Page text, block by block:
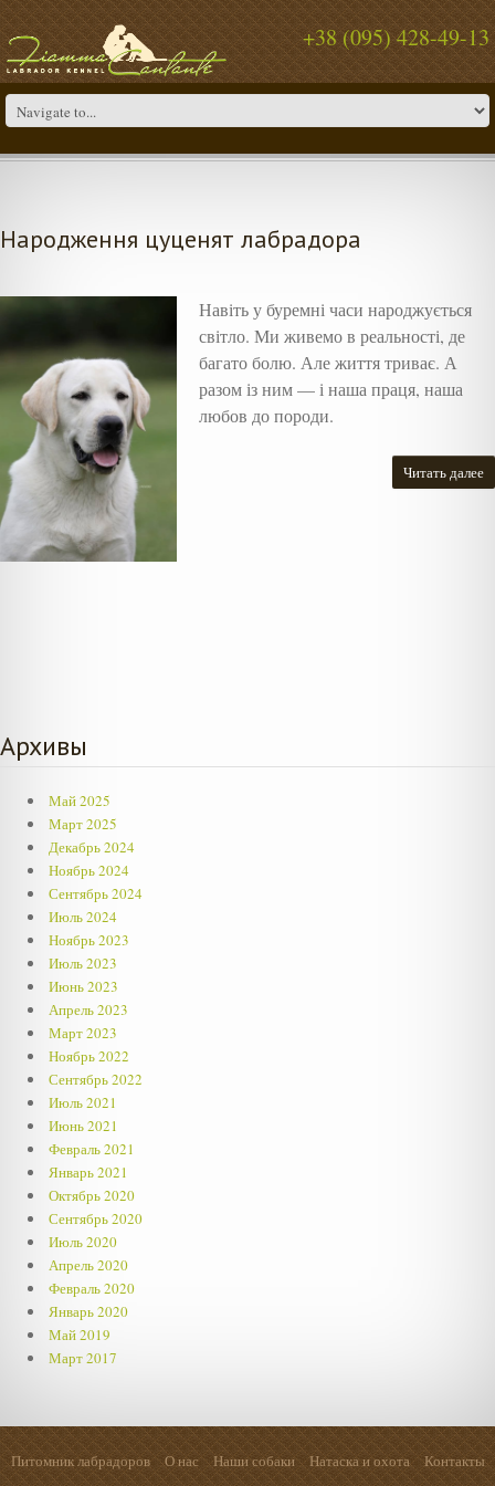
+38 (095) 428-49-13
Народження цуценят лабрадора
Навіть у буремні часи народжується
світло. Ми живемо в реальності, де
багато болю. Але життя триває. А
разом із ним — і наша праця, наша
любов до породи.
Читать далее
Архивы
Май 2025
Март 2025
Декабрь 2024
Ноябрь 2024
Сентябрь 2024
Июль 2024
Ноябрь 2023
Июль 2023
Июнь 2023
Апрель 2023
Март 2023
Ноябрь 2022
Сентябрь 2022
Июль 2021
Июнь 2021
Февраль 2021
Январь 2021
Октябрь 2020
Сентябрь 2020
Июль 2020
Апрель 2020
Февраль 2020
Январь 2020
Май 2019
Март 2017
Питомник лабрадоров О нас Наши собаки Натаска и охота Контакты